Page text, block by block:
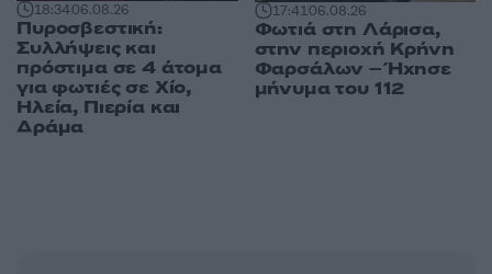
18:3406.08.26
Πυροσβεστική:
Συλλήψεις και
πρόστιμα σε 4 άτομα
για φωτιές σε Χίο,
Ηλεία, Πιερία και
Δράμα
17:4106.08.26
Φωτιά στη Λάρισα,
στην περιοχή Κρήνη
Φαρσάλων – Ήχησε
μήνυμα του 112